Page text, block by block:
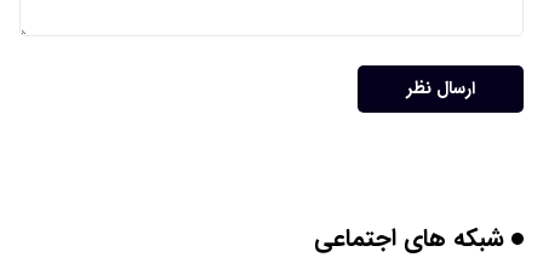
ارسال نظر
شبکه های اجتماعی